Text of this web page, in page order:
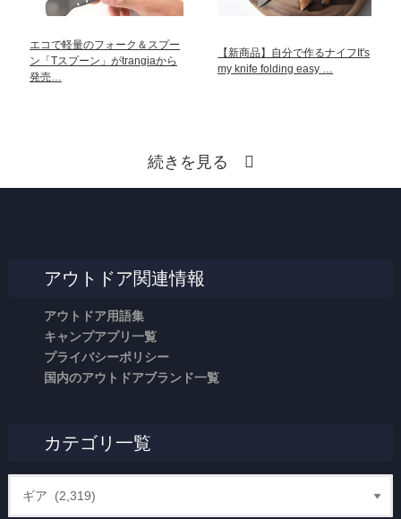
エコで軽量のフォーク＆スプー
ン「Tスプーン」がtrangiaから
発売…
【新商品】自分で作るナイフIt's
my knife folding easy …
続きを見る
アウトドア関連情報
アウトドア用語集
キャンプアプリ一覧
プライバシーポリシー
国内のアウトドアブランド一覧
カテゴリ一覧